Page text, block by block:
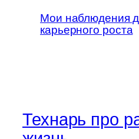
Мои наблюдения
карьерного роста
Технарь про